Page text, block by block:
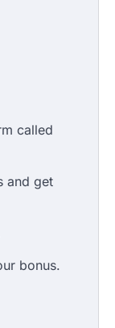
called
and get
bonus.